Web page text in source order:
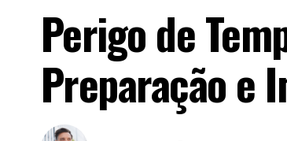
Perigo de
Preparação e